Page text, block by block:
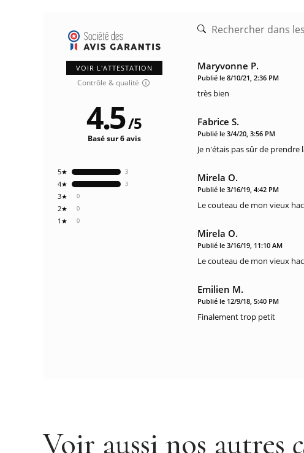
VOIR L'ATTESTATION
Contrôle & qualité
0
1★
0
2★
0
3★
3
4★
3
5★
4.5/5
Basé sur 6 avis
Maryvonne P.
Publié le 8/10/21, 2:36 PM
très bien
Fabrice S.
Publié le 3/4/20, 3:56 PM
Je n'étais pas sûr de
Mirela O.
Publié le 3/16/19, 4:42 PM
Le couteau de mon vieux
Mirela O.
Publié le 3/16/19, 11:10 AM
Le couteau de mon vieux
Emilien M.
Publié le 12/9/18, 5:40 PM
Finalement trop petit
Voir aussi nos autres